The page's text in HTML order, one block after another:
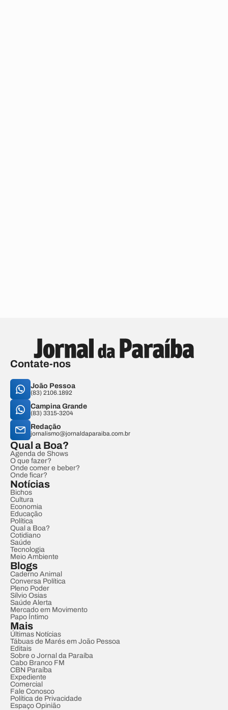
Contate-nos
João Pessoa
(83) 2106.1892
Campina Grande
(83) 3315-3204
Redação
jornalismo@jornaldaparaiba.com.br
Qual a Boa?
Agenda de Shows
O que fazer?
Onde comer e beber?
Onde ficar?
Notícias
Bichos
Cultura
Economia
Educação
Política
Qual a Boa?
Cotidiano
Saúde
Tecnologia
Meio Ambiente
Blogs
Caderno Animal
Conversa Política
Pleno Poder
Sílvio Osias
Saúde Alerta
Mercado em Movimento
Papo Íntimo
Mais
Últimas Notícias
Tábuas de Marés em João Pessoa
Editais
Sobre o Jornal da Paraíba
Cabo Branco FM
CBN Paraíba
Expediente
Comercial
Fale Conosco
Política de Privacidade
Espaço Opinião